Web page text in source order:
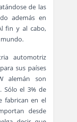
de las
además en
fin y al cabo,
automotriz
sus países
alemán son
Sólo el 3% de
fabrican en el
desde